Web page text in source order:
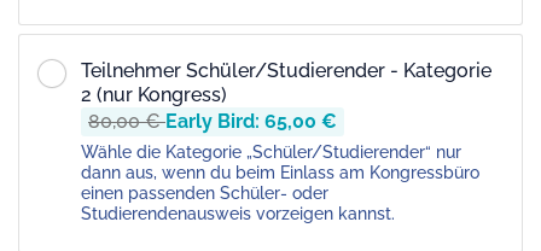
Teilnehmer Schüler/Studierender - Kategorie
2 (nur Kongress)
80,00 €Early Bird: 65,00 €
Wähle die Kategorie „Schüler/Studierender“ nur
dann aus, wenn du beim Einlass am Kongressbüro
einen passenden Schüler- oder
Studierendenausweis vorzeigen kannst.